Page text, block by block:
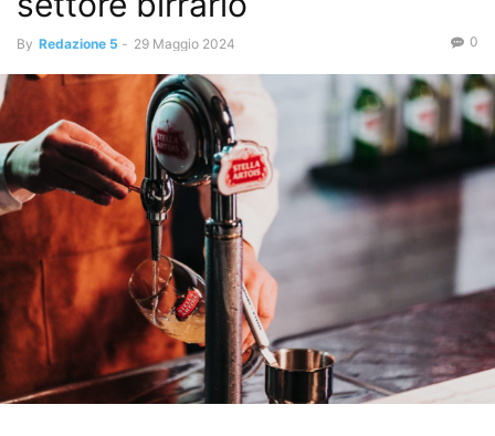
By Redazione 5 - 29 Maggio 2024 0